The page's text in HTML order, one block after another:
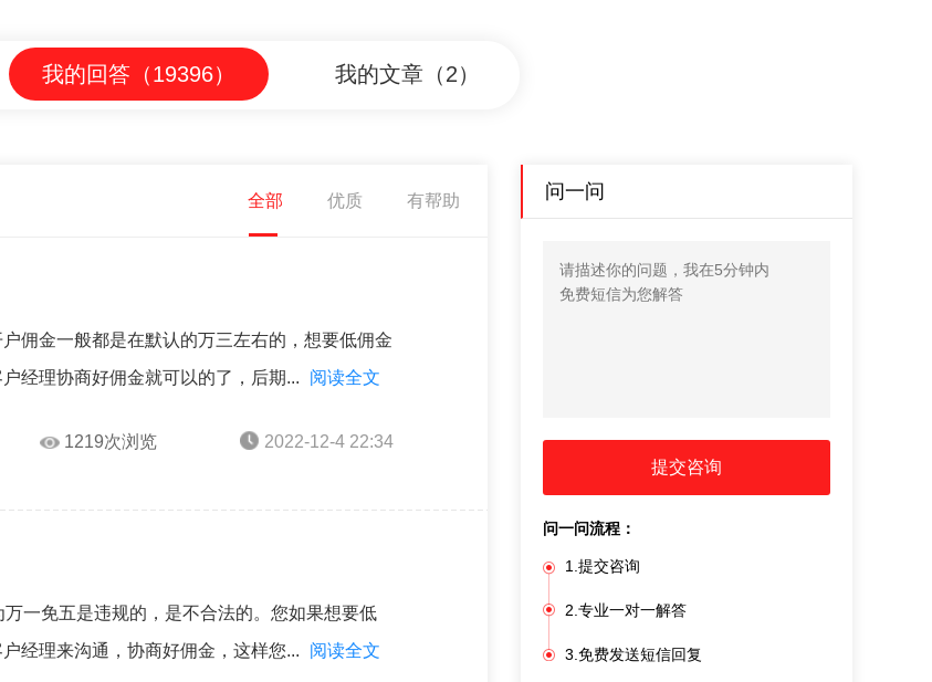
我的回答（19396） 我的文章（2）
有帮助
优质
全部
佣金一般都是在默认的万三左右的，想要低佣金
经理协商好佣金就可以的了，后期...
阅读全文
1219次浏览 2022-12-4 22:34
一免五是违规的，是不合法的。您如果想要低
经理来沟通，协商好佣金，这样您...
阅读全文
问一问
提交咨询
问一问流程：
1.提交咨询
2.专业一对一解答
3.免费发送短信回复